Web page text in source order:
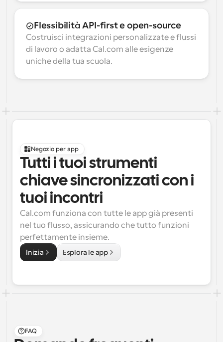
Flessibilità API-first e open-source
Costruisci integrazioni personalizzate e flussi
di lavoro o adatta Cal.com alle esigenze
uniche della tua scuola.
Negozio per app
Tutti i tuoi strumenti
chiave sincronizzati con i
tuoi incontri
Cal.com funziona con tutte le app già presenti
nel tuo flusso, assicurando che tutto funzioni
perfettamente insieme.
Inizia Esplora le app
FAQ